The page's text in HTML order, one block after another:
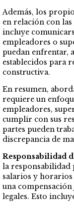
Además, los
en relación con
incluye
empleadores o
puedan enfrentar,
establecidos para
constructiva.
En resumen,
requiere un
empleadores,
cumplir con sus
partes pueden
discrepancia de
Responsabilidad
la responsabilidad
salarios y horarios
una
legales. Esto